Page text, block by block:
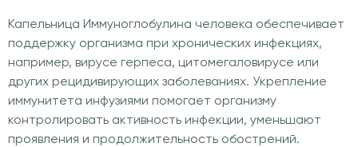
Капельница Иммуноглобулина человека обеспечивает
поддержку организма при хронических инфекциях,
например, вирусе герпеса, цитомегаловирусе или
других рецидивирующих заболеваниях. Укрепление
иммунитета инфузиями помогает организму
контролировать активность инфекции, уменьшают
проявления и продолжительность обострений.